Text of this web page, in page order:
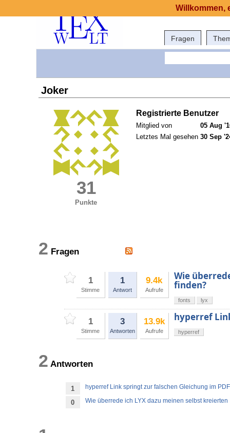
Fragen
Joker
31
Punkte
Registrierte Benutzer
Mitglied von
05 Aug
Letztes Mal gesehen 30 Sep
2 Fragen
1
Stimme
1
Antwort
9.4k
Aufrufe
Wie
finden?
fonts lyx
1
Stimme
3
Antworten
13.9k
Aufrufe
hyperref
hyperref
2 Antworten
1 hyperref Link springt zur falschen Gleichung im PDF
0 Wie überrede ich LYX dazu meinen selbst kreierten
Willkommen,